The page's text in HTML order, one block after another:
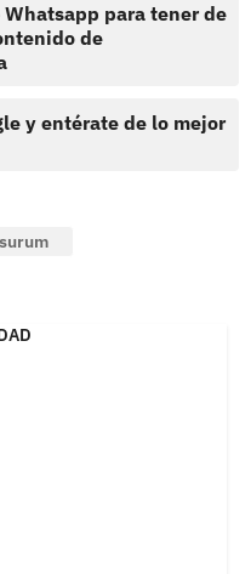
para tener de
de
y entérate de lo mejor